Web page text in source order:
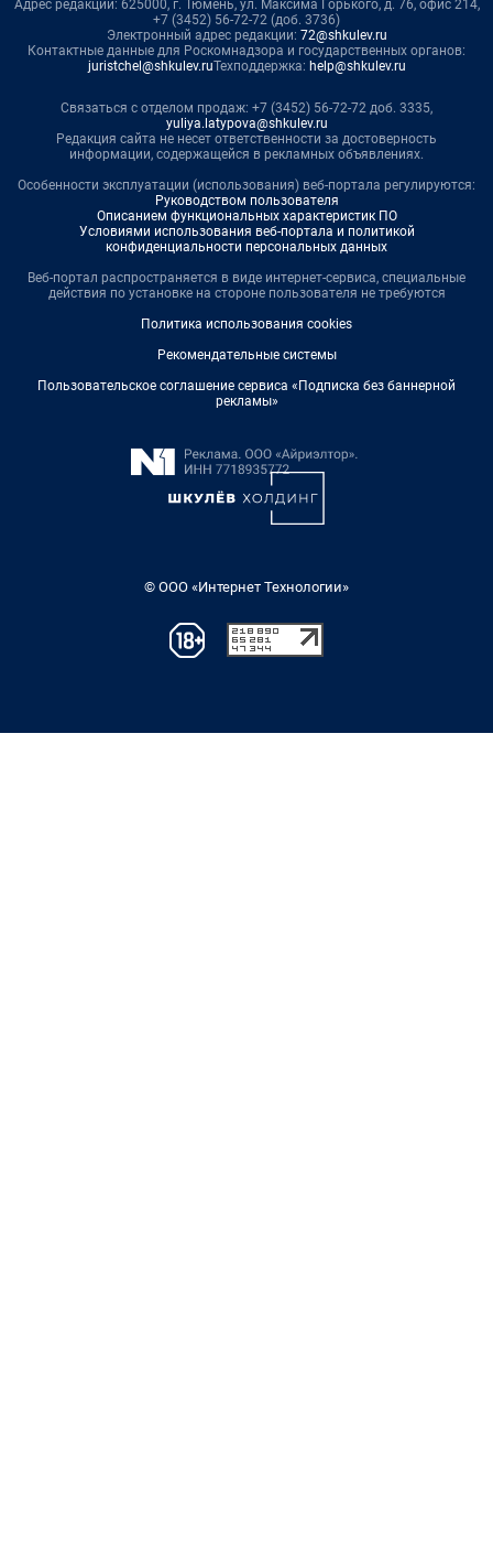
Адрес редакции: 625000, г. Тюмень, ул. Максима Горького, д. 76, офис 214,
+7 (3452) 56-72-72 (доб. 3736)
Электронный адрес редакции: 72@shkulev.ru
Контактные данные для Роскомнадзора и государственных органов:
juristchel@shkulev.ruТехподдержка: help@shkulev.ru
Связаться с отделом продаж: +7 (3452) 56-72-72 доб. 3335,
yuliya.latypova@shkulev.ru
Редакция сайта не несет ответственности за достоверность
информации, содержащейся в рекламных объявлениях.
Особенности эксплуатации (использования) веб-портала регулируются:
Руководством пользователя
Описанием функциональных характеристик ПО
Условиями использования веб-портала и политикой
конфиденциальности персональных данных
Веб-портал распространяется в виде интернет-сервиса, специальные
действия по установке на стороне пользователя не требуются
Политика использования cookies
Рекомендательные системы
Пользовательское соглашение сервиса «Подписка без баннерной
рекламы»
© ООО «Интернет Технологии»